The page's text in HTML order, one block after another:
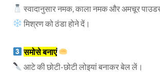
स्वादानुसार नमक, काला नमक और अमचूर
मिश्रण को ठंडा होने दें।
समोसे बनाएं
आटे की छोटी-छोटी लोइयां बनाकर बेल लें।